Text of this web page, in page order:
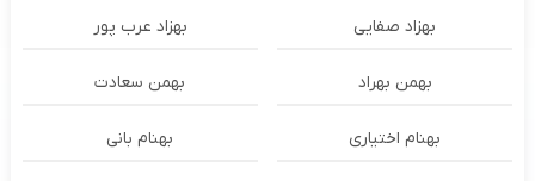
بهزاد صفایی بهزاد عرب پور
بهمن بهراد بهمن سعادت
بهنام اختیاری بهنام بانی